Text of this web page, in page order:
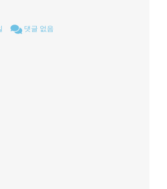
댓글 없음